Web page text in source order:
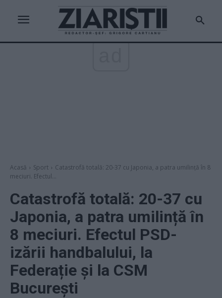
Acasă Sport
Catastrofă totală: 20-37 cu Japonia, a patra umilință în 8
meciuri. Efectul...
Catastrofă totală: 20-37 cu
Japonia, a patra umilință în
8 meciuri. Efectul PSD-
izării handbalului, la
Federație și la CSM
București